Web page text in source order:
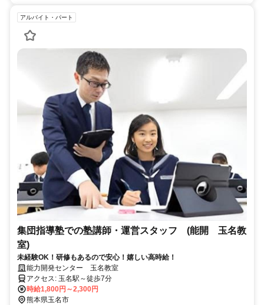
アルバイト・パート
集団指導塾での塾講師・運営スタッフ (能開 玉名教
室)
未経験OK！研修もあるので安心！嬉しい高時給！
能力開発センター 玉名教室
アクセス: 玉名駅～徒歩7分
時給1,800円～2,300円
熊本県玉名市